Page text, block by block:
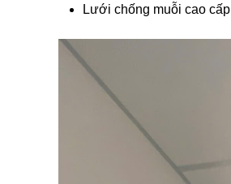
Lưới chống muỗi cao cấp